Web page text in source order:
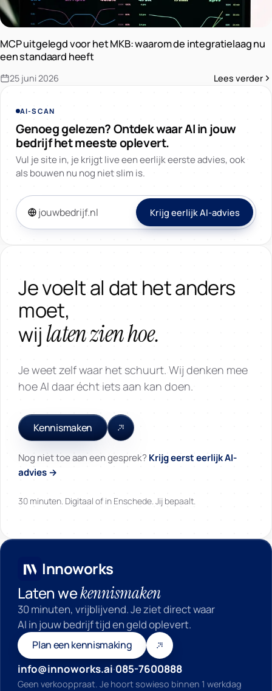
MCP uitgelegd voor het MKB: waarom de integratielaag nu
een standaard heeft
25 juni 2026 Lees verder
AI-SCAN
Genoeg gelezen? Ontdek waar AI in jouw
bedrijf het meeste oplevert.
Vul je site in, je krijgt live een eerlijk eerste advies, ook
als bouwen nu nog niet slim is.
Krijg eerlijk AI-advies
Je voelt al dat het anders
moet,
wijlaten zien hoe.
Je weet zelf waar het schuurt. Wij denken mee
hoe AI daar écht iets aan kan doen.
Kennismaken
Nog niet toe aan een gesprek? Krijg eerst eerlijk AI-
advies →
30 minuten. Digitaal of in Enschede. Jij bepaalt.
Innoworks
Innoworks
Laten wekennismaken
30 minuten, vrijblijvend. Je ziet direct waar
AI in jouw bedrijf tijd en geld oplevert.
Plan een kennismaking
info@innoworks.ai·085-7600888
Geen verkooppraat. Je hoort sowieso binnen 1 werkdag